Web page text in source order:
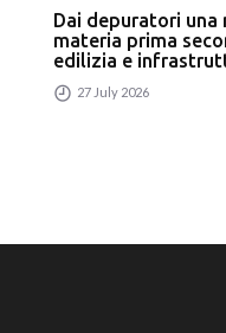
Dai depuratori una
materia prima
edilizia e
27 July 2026